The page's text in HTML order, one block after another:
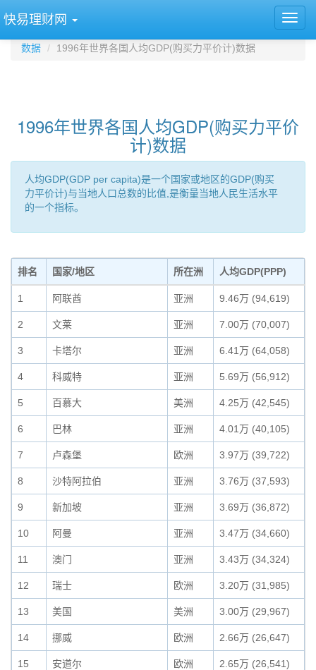
快易理财网
数据 1996年世界各国人均GDP(购买力平价计)数据
1996年世界各国人均GDP(购买力平价
计)数据
人均GDP(GDP per capita)是一个国家或地区的GDP(购买
力平价计)与当地人口总数的比值,是衡量当地人民生活水平
的一个指标。
排名 国家/地区 所在洲 人均GDP(PPP)
1 阿联酋 亚洲 9.46万 (94,619)
2 文莱 亚洲 7.00万 (70,007)
3 卡塔尔 亚洲 6.41万 (64,058)
4 科威特 亚洲 5.69万 (56,912)
5 百慕大 美洲 4.25万 (42,545)
6 巴林 亚洲 4.01万 (40,105)
7 卢森堡 欧洲 3.97万 (39,722)
8 沙特阿拉伯 亚洲 3.76万 (37,593)
9 新加坡 亚洲 3.69万 (36,872)
10 阿曼 亚洲 3.47万 (34,660)
11 澳门 亚洲 3.43万 (34,324)
12 瑞士 欧洲 3.20万 (31,985)
13 美国 美洲 3.00万 (29,967)
14 挪威 欧洲 2.66万 (26,647)
15 安道尔 欧洲 2.65万 (26,541)